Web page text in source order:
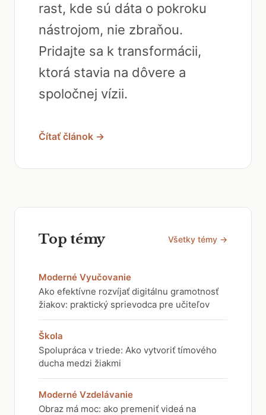
rast, kde sú dáta o pokroku
nástrojom, nie zbraňou.
Pridajte sa k transformácii,
ktorá stavia na dôvere a
spoločnej vízii.
Čítať článok →
Top témy Všetky témy →
Moderné Vyučovanie
Ako efektívne rozvíjať digitálnu gramotnosť
žiakov: praktický sprievodca pre učiteľov
Škola
Spolupráca v triede: Ako vytvoriť tímového
ducha medzi žiakmi
Moderné Vzdelávanie
Obraz má moc: ako premeniť videá na